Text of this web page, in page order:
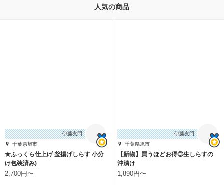
人気の商品
伊藤友門
千葉県旭市
★ふっくら仕上げ 釜揚げしらす 小分
け包装済み)
2,700円〜
伊藤友門
千葉県旭市
【新物】買うほどお得◎生しらすの
沖漬け
1,890円〜